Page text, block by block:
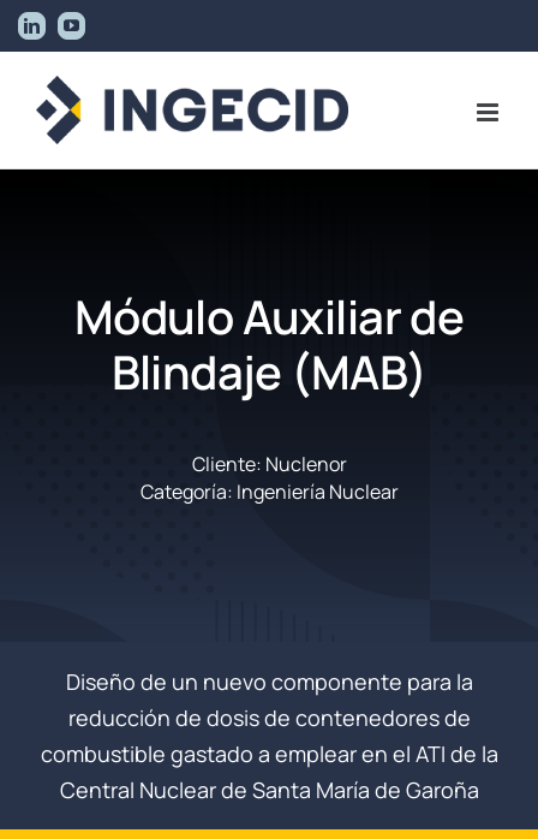
Skip
to
content
LinkedInYouTube
Módulo Auxiliar de
Blindaje (MAB)
Cliente: Nuclenor
Categoría: Ingeniería Nuclear
Diseño de un nuevo componente para la
reducción de dosis de contenedores de
combustible gastado a emplear en el ATI de la
Central Nuclear de Santa María de Garoña